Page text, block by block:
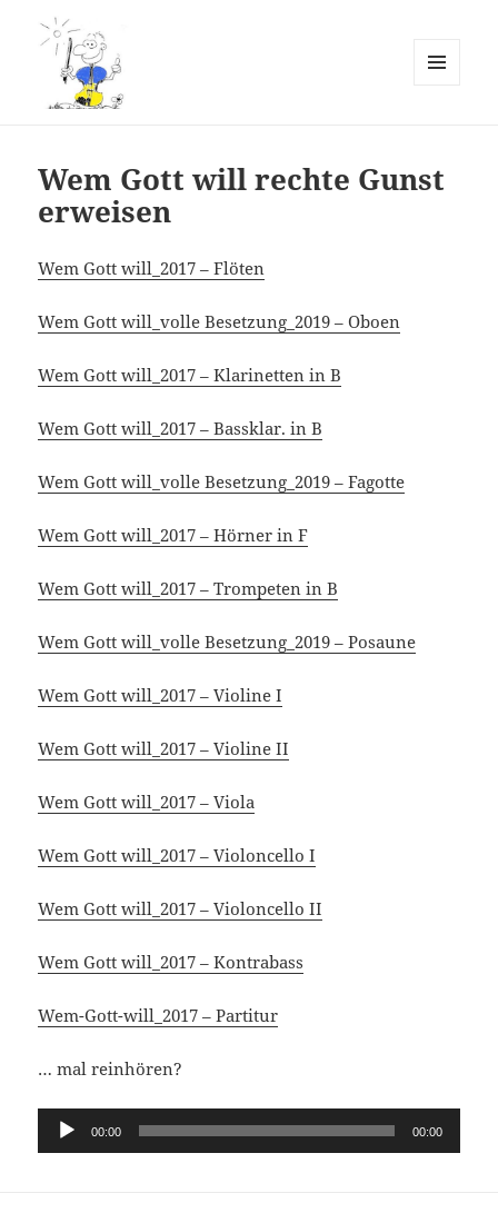
Notenarchiv
Wem Gott will rechte Gunst
erweisen
Wem Gott will_2017 – Flöten
Wem Gott will_volle Besetzung_2019 – Oboen
Wem Gott will_2017 – Klarinetten in B
Wem Gott will_2017 – Bassklar. in B
Wem Gott will_volle Besetzung_2019 – Fagotte
Wem Gott will_2017 – Hörner in F
Wem Gott will_2017 – Trompeten in B
Wem Gott will_volle Besetzung_2019 – Posaune
Wem Gott will_2017 – Violine I
Wem Gott will_2017 – Violine II
Wem Gott will_2017 – Viola
Wem Gott will_2017 – Violoncello I
Wem Gott will_2017 – Violoncello II
Wem Gott will_2017 – Kontrabass
Wem-Gott-will_2017 – Partitur
… mal reinhören?
Audio-
Player
00:00 00:00